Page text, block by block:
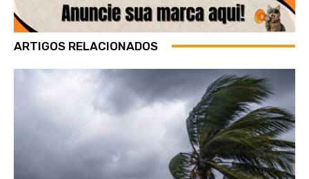
ARTIGOS RELACIONADOS